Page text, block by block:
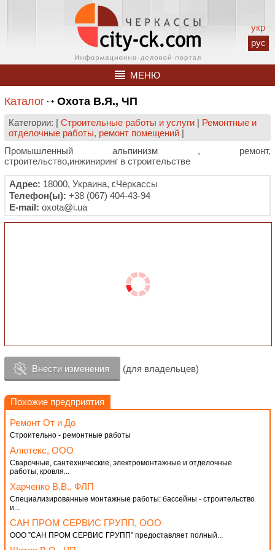
укр
рус
МЕНЮ
Каталог Охота В.Я., ЧП
Категории: | Строительные работы и услуги | Ремонтные и
отделочные работы, ремонт помещений |
Промышленный альпинизм , ремонт,
строительство,инжиниринг в строительстве
Адрес: 18000, Украина, г.Черкассы
Телефон(ы): +38 (067) 404-43-94
E-mail: oxota@i.ua
Внести изменения (для владельцев)
Похожие предприятия
Ремонт От и До
Строительно - ремонтные работы
Алютекс, ООО
Сварочные, сантехнические, электромонтажные и отделочные
работы; кровля...
Харченко В.В., ФЛП
Специализированные монтажные работы: бассейны - строительство
и...
САН ПРОМ СЕРВИС ГРУПП, ООО
ООО ”САН ПРОМ СЕРВИС ГРУПП” предоставляет полный...